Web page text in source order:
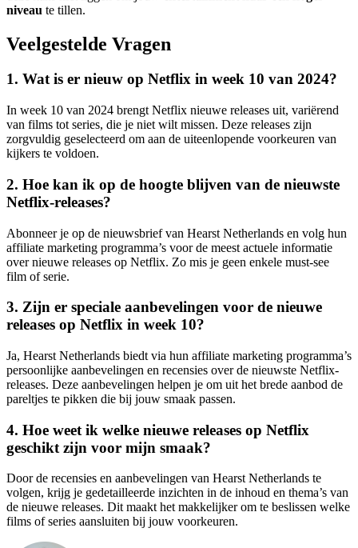
niveau te tillen.
Veelgestelde Vragen
1. Wat is er nieuw op Netflix in week 10 van 2024?
In week 10 van 2024 brengt Netflix nieuwe releases uit, variërend
van films tot series, die je niet wilt missen. Deze releases zijn
zorgvuldig geselecteerd om aan de uiteenlopende voorkeuren van
kijkers te voldoen.
2. Hoe kan ik op de hoogte blijven van de nieuwste
Netflix-releases?
Abonneer je op de nieuwsbrief van Hearst Netherlands en volg hun
affiliate marketing programma’s voor de meest actuele informatie
over nieuwe releases op Netflix. Zo mis je geen enkele must-see
film of serie.
3. Zijn er speciale aanbevelingen voor de nieuwe
releases op Netflix in week 10?
Ja, Hearst Netherlands biedt via hun affiliate marketing programma’s
persoonlijke aanbevelingen en recensies over de nieuwste Netflix-
releases. Deze aanbevelingen helpen je om uit het brede aanbod de
pareltjes te pikken die bij jouw smaak passen.
4. Hoe weet ik welke nieuwe releases op Netflix
geschikt zijn voor mijn smaak?
Door de recensies en aanbevelingen van Hearst Netherlands te
volgen, krijg je gedetailleerde inzichten in de inhoud en thema’s van
de nieuwe releases. Dit maakt het makkelijker om te beslissen welke
films of series aansluiten bij jouw voorkeuren.